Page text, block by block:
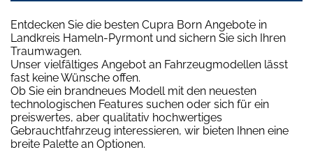
Entdecken Sie die besten Cupra Born Angebote in
Landkreis Hameln-Pyrmont und sichern Sie sich Ihren
Traumwagen.
Unser vielfältiges Angebot an Fahrzeugmodellen lässt
fast keine Wünsche offen.
Ob Sie ein brandneues Modell mit den neuesten
technologischen Features suchen oder sich für ein
preiswertes, aber qualitativ hochwertiges
Gebrauchtfahrzeug interessieren, wir bieten Ihnen eine
breite Palette an Optionen.